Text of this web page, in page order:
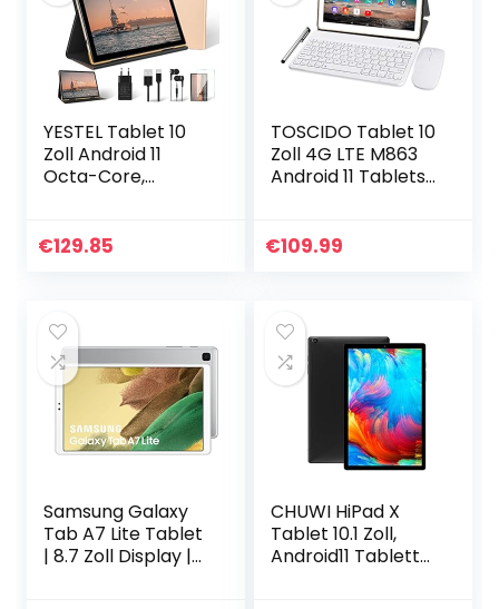
YESTEL Tablet 10
Zoll Android 11
Octa-Core,
Speicher
€129.85
TOSCIDO Tablet 10
Zoll 4G LTE M863
Android 11 Tablets
Core,Dual
€109.99
Samsung Galaxy
Tab A7 Lite Tablet
| 8.7 Zoll Display |
CHUWI HiPad X
Tablet 10.1 Zoll,
Android11 Tablett